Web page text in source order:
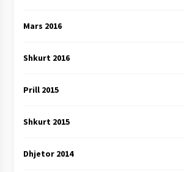
Mars 2016
Shkurt 2016
Prill 2015
Shkurt 2015
Dhjetor 2014